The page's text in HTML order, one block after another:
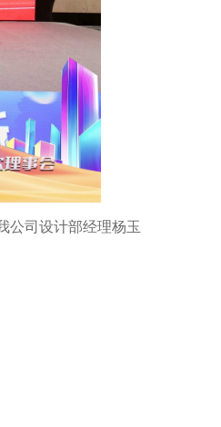
公司设计部经理杨玉